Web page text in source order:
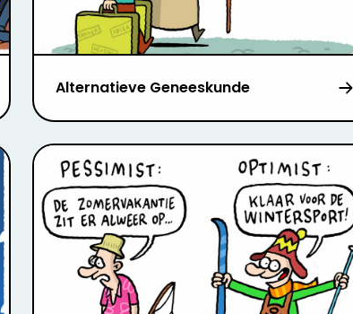
Alternatieve Geneeskunde